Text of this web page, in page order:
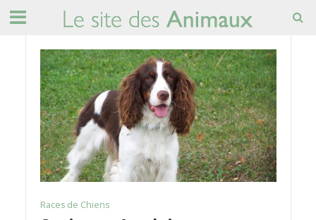
Races de Chiens